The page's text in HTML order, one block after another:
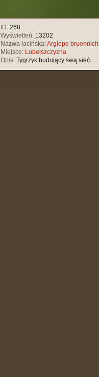
ID: 268
Wyświetleń: 13202
Nazwa łacińska:Argiope
Miejsce: Lubelszczyzna
Opis: Tygrzyk budujący swą sieć.